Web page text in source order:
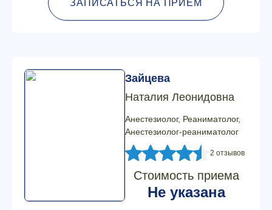
ЗАПИСАТЬСЯ НА ПРИЕМ
Зайцева
Наталия Леонидовна
Анестезиолог, Реаниматолог,
Анестезиолог-реаниматолог
2 отзывов
Стоимость приема
Не указана